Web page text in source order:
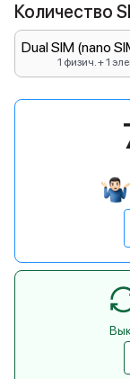
Количество
Dual SIM (nano
1 физич. + 1